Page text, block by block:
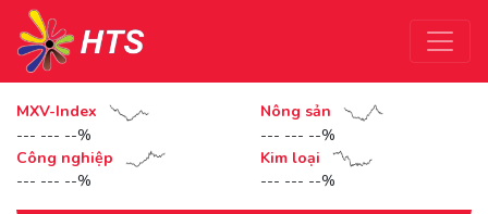
MXV-Index
--- --- --%
Nông sản
--- --- --%
Công nghiệp
--- --- --%
Kim loại
--- --- --%